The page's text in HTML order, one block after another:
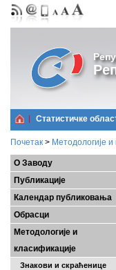
Статистичке
Почетак > Методологије и
О Заводу
Публикације
Календар публиковања
Обрасци
Методологије и
класификације
Знакови и скраћенице